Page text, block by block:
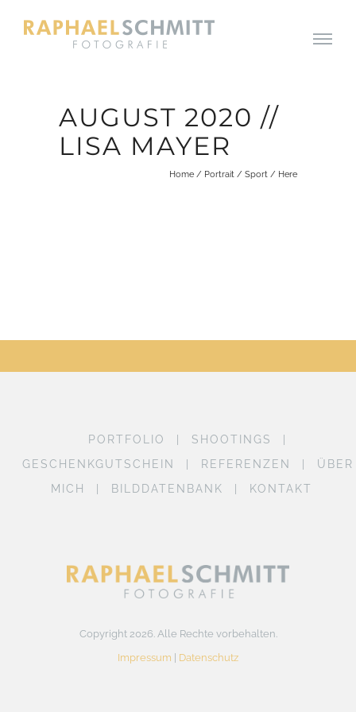
AUGUST 2020 //
LISA MAYER
Home / Portrait / Sport / Here
PORTFOLIO
SHOOTINGS
GESCHENKGUTSCHEIN
REFERENZEN
ÜBER
MICH
BILDDATENBANK KONTAKT
Copyright 2026. Alle Rechte vorbehalten.
Impressum
Datenschutz